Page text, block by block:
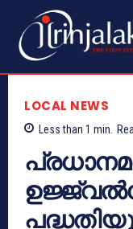
LOCAL NEWS
Less than 1 min.